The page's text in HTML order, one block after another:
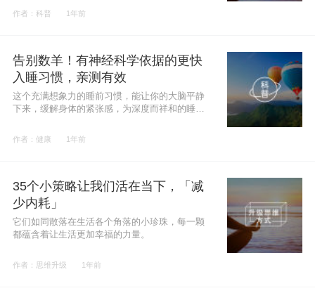
作者：科普 1年前
告别数羊！有神经科学依据的更快
入睡习惯，亲测有效
这个充满想象力的睡前习惯，能让你的大脑平静
下来，缓解身体的紧张感，为深度而祥和的睡眠
作者：健康 1年前
35个小策略让我们活在当下，「减
少内耗」
它们如同散落在生活各个角落的小珍珠，每一颗
都蕴含着让生活更加幸福的力量。
作者：思维升级 1年前